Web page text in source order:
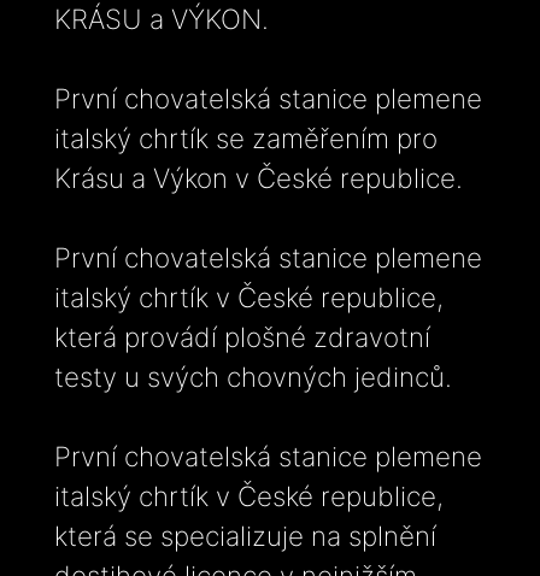
KRÁSU a VÝKON.
První chovatelská stanice plemene
italský chrtík se zaměřením pro
Krásu a Výkon v České republice.
První chovatelská stanice plemene
italský chrtík v České republice,
která provádí plošné zdravotní
testy u svých chovných jedinců.
První chovatelská stanice plemene
italský chrtík v České republice,
která se specializuje na splnění